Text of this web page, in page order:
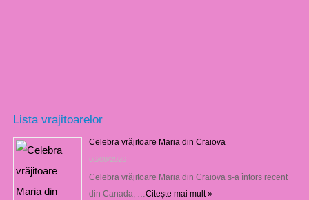
Lista vrajitoarelor
Celebra vrăjitoare Maria din Craiova
06/08/2026
Celebra vrăjitoare Maria din Craiova s-a întors recent
din Canada, … Citește mai mult »